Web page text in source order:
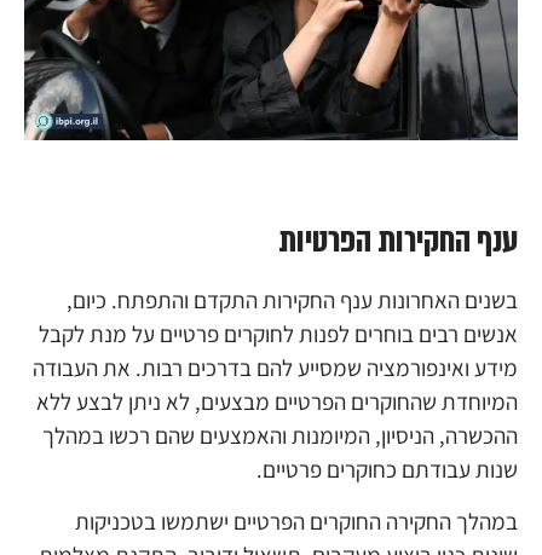
ענף החקירות הפרטיות
בשנים האחרונות ענף החקירות התקדם והתפתח. כיום,
אנשים רבים בוחרים לפנות לחוקרים פרטיים על מנת לקבל
מידע ואינפורמציה שמסייע להם בדרכים רבות. את העבודה
המיוחדת שהחוקרים הפרטיים מבצעים, לא ניתן לבצע ללא
ההכשרה, הניסיון, המיומנות והאמצעים שהם רכשו במהלך
שנות עבודתם כחוקרים פרטיים.
במהלך החקירה החוקרים הפרטיים ישתמשו בטכניקות